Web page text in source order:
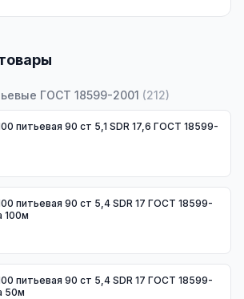
ГОСТ 18599-2001 (212)
ст 5,1 SDR 17,6 ГОСТ 18599-
ст 5,4 SDR 17 ГОСТ 18599-
100м
ст 5,4 SDR 17 ГОСТ 18599-
50м